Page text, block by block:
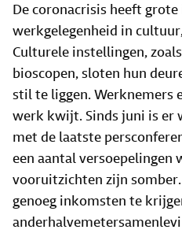
De coronacrisis heeft
werkgelegenheid in
Culturele instellingen,
bioscopen, sloten hun
stil te liggen. Werknemers
werk kwijt. Sinds juni is er
met de laatste
een aantal versoepelingen
vooruitzichten zijn
genoeg inkomsten te